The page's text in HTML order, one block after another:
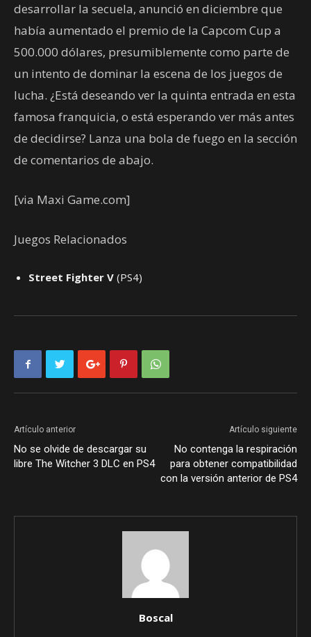
desarrollar la secuela, anunció en diciembre que
había aumentado el premio de la Capcom Cup a
500.000 dólares, presumiblemente como parte de
un intento de dominar la escena de los juegos de
lucha. ¿Está deseando ver la quinta entrada en esta
famosa franquicia, o está esperando ver más antes
de decidirse? Lanza una bola de fuego en la sección
de comentarios de abajo.
[via Maxi Game.com]
Juegos Relacionados
Street Fighter V (PS4)
Artículo anterior
No se olvide de descargar su
libre The Witcher 3 DLC en PS4
Artículo siguiente
No contenga la respiración
para obtener compatibilidad
con la versión anterior de PS4
Boscal